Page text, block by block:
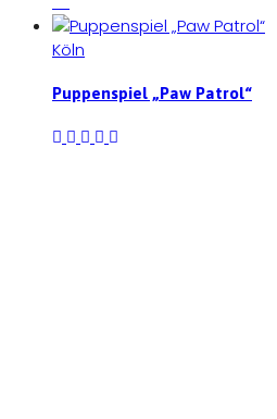
Köln
Puppenspiel „Paw Patrol“